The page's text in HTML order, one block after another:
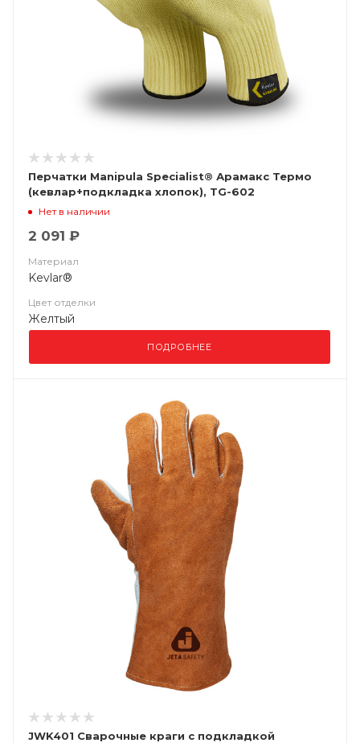
Перчатки Manipula Specialist® Арамакс Термо
(кевлар+подкладка хлопок), TG-602
Нет в наличии
2 091 ₽
Материал
Kevlar®
Цвет отделки
Желтый
ПОДРОБНЕЕ
JWK401 Сварочные краги c подкладкой